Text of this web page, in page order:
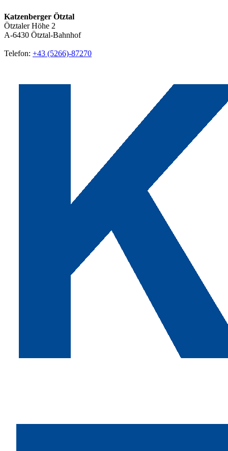
Katzenberger Ötztal
Ötztaler Höhe 2
A-6430 Ötztal-Bahnhof
Telefon: +43 (5266)-87270